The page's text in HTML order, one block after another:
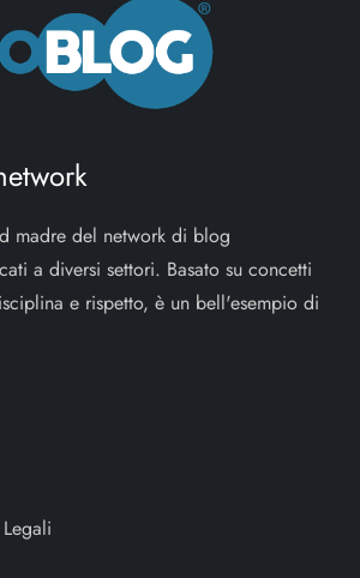
madre del network di blog
a diversi settori. Basato su concetti
e rispetto, è un bell'esempio di